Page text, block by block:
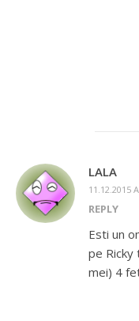
LALA
11.12.2015
REPLY
Esti un
pe Ricky
mei) 4